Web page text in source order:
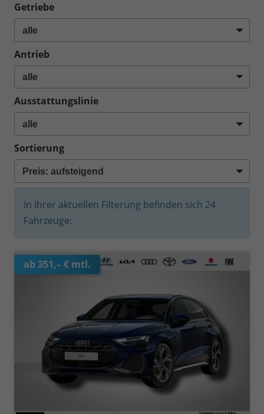
Getriebe
Antrieb
Ausstattungslinie
Sortierung
In Ihrer aktuellen Filterung befinden sich 24
Fahrzeuge:
ab 351,– € mtl.